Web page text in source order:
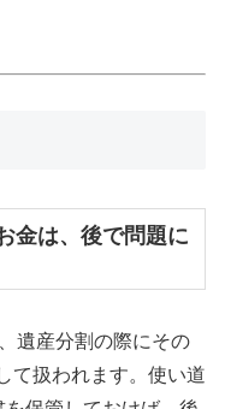
金は、後で問題に
遺産分割の際にその
て扱われます。使い道